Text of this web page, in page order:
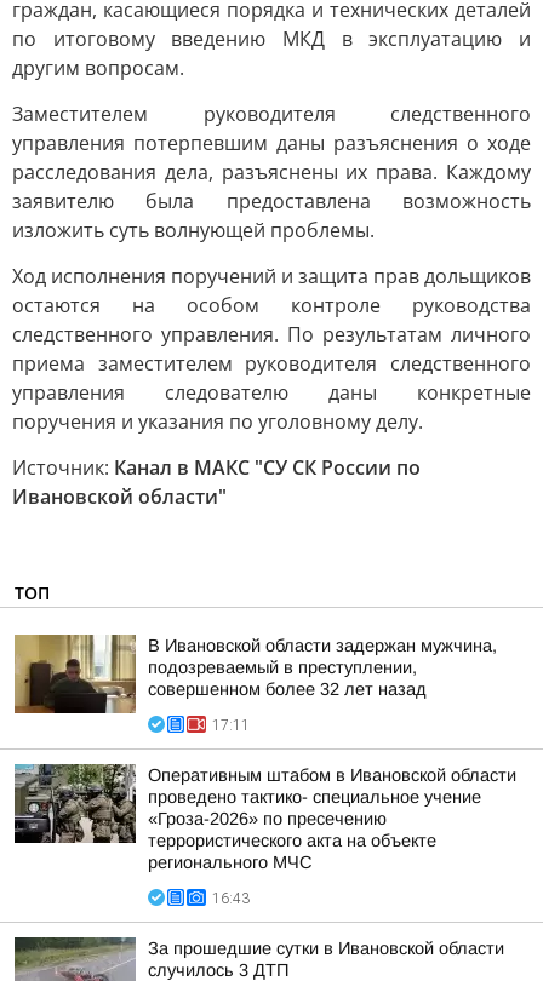
граждан, касающиеся порядка и технических деталей
по итоговому введению МКД в эксплуатацию и
другим вопросам.
Заместителем руководителя следственного
управления потерпевшим даны разъяснения о ходе
расследования дела, разъяснены их права. Каждому
заявителю была предоставлена возможность
изложить суть волнующей проблемы.
Ход исполнения поручений и защита прав дольщиков
остаются на особом контроле руководства
следственного управления. По результатам личного
приема заместителем руководителя следственного
управления следователю даны конкретные
поручения и указания по уголовному делу.
Источник: Канал в МАКС "СУ СК России по
Ивановской области"
ТОП
В Ивановской области задержан мужчина,
подозреваемый в преступлении,
совершенном более 32 лет назад
17:11
Оперативным штабом в Ивановской области
проведено тактико- специальное учение
«Гроза-2026» по пресечению
террористического акта на объекте
регионального МЧС
16:43
За прошедшие сутки в Ивановской области
случилось 3 ДТП